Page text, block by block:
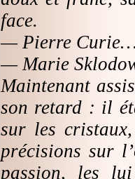
face.
— Pierre
— Marie
Maintenant
son retard : il
sur les
précisions sur
passion, les